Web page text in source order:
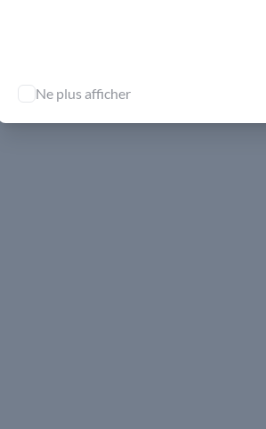
Ne plus afficher